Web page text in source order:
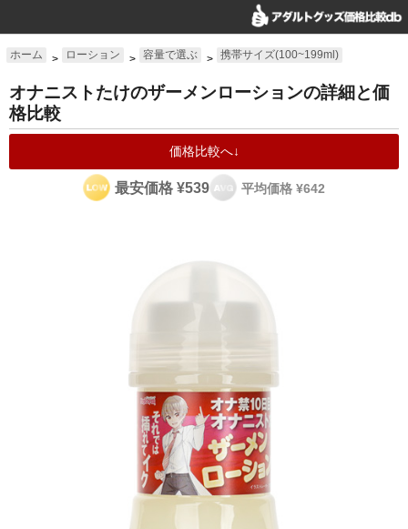
ホーム > ローション > 容量で選ぶ > 携帯サイズ(100~199ml)
オナニストたけのザーメンローションの詳細と価
格比較
価格比較へ↓
最安価格 ¥539 平均価格 ¥642